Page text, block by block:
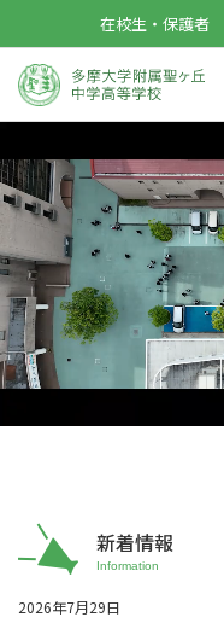
在校生・保護者
新着情報
2026年7月29日